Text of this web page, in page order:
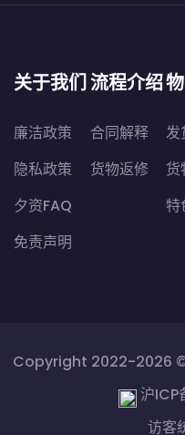
关于我们
廉洁政策
隐私政策
夕资FAQ
免责声明
流程介绍
合同解释
货物返修
发
货
特
Copyright 2022-2026
沪ICP
访客